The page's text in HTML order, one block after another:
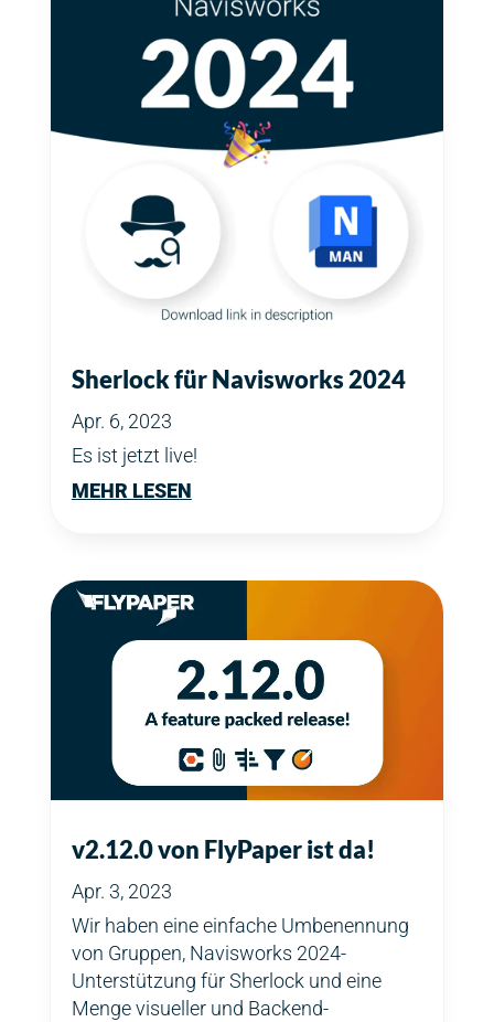
Sherlock für Navisworks 2024
Apr. 6, 2023
Es ist jetzt live!
MEHR LESEN
v2.12.0 von FlyPaper ist da!
Apr. 3, 2023
Wir haben eine einfache Umbenennung
von Gruppen, Navisworks 2024-
Unterstützung für Sherlock und eine
Menge visueller und Backend-